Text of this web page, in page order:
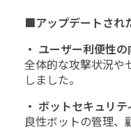
■アップデートされ
・ ユーザー利便性の
全体的な攻撃状況や
しました。
・ ボットセキュリ
良性ボットの管理、